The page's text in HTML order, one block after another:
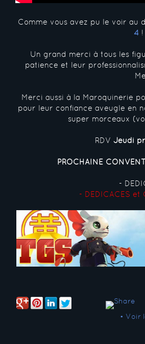
Comme vous avez pu le voir
4
Un grand merci à tous les
patience et leur
Merci aussi à la Maroquinerie
pour leur confiance aveugle en
super morceaux
RDV Jeudi
PROCHAINE
-
- DEDICACES et
• Voir